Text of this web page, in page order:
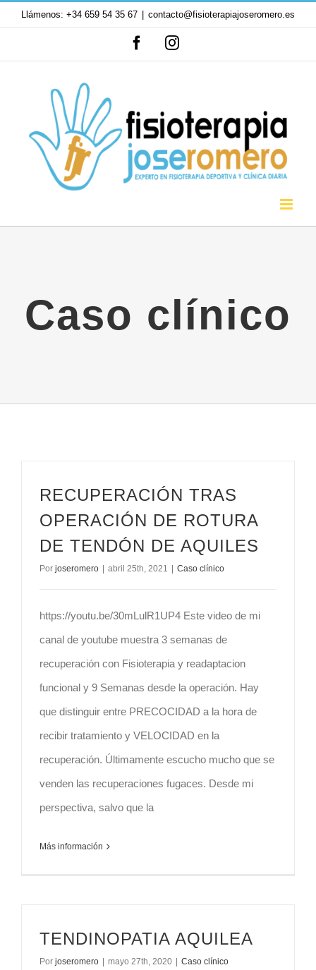
Saltar
contenido
Llámenos: +34 659 54 35 67 contacto@fisioterapiajoseromero.es
FacebookInstagram
Caso clínico
RECUPERACIÓN TRAS
OPERACIÓN DE ROTURA
DE TENDÓN DE AQUILES
Por joseromero abril 25th, 2021 Caso clínico
https://youtu.be/30mLulR1UP4 Este video de mi
canal de youtube muestra 3 semanas de
recuperación con Fisioterapia y readaptacion
funcional y 9 Semanas desde la operación. Hay
que distinguir entre PRECOCIDAD a la hora de
recibir tratamiento y VELOCIDAD en la
recuperación. Últimamente escucho mucho que se
venden las recuperaciones fugaces. Desde mi
perspectiva, salvo que la
Más información
TENDINOPATIA AQUILEA
Por joseromero mayo 27th, 2020 Caso clínico